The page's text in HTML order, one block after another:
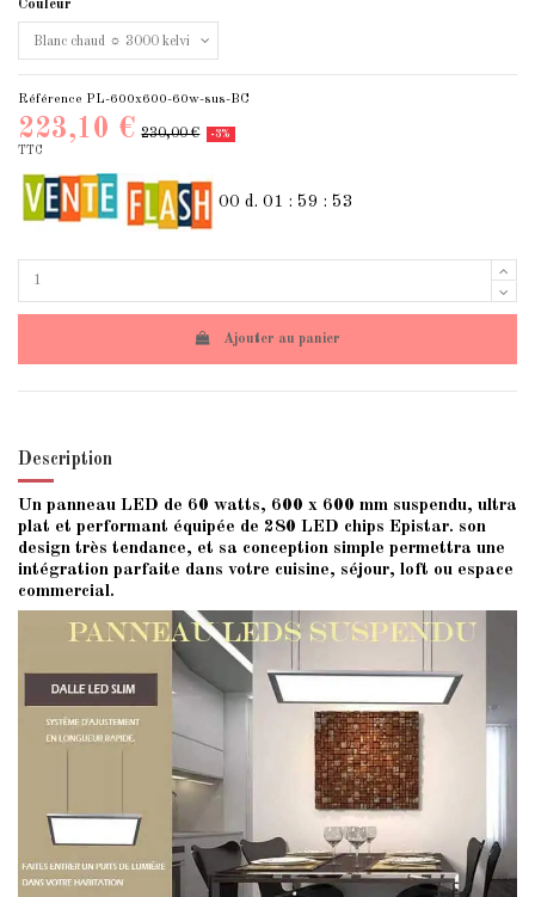
Couleur
Référence PL-600x600-60w-sus-BC
223,10 € 230,00 €
-3%
TTC
00 d. 01 : 59 : 53
Ajouter au panier
Description
Un panneau LED de 60 watts, 600 x 600 mm suspendu, ultra
plat et performant équipée de 280 LED chips Epistar. son
design très tendance, et sa conception simple permettra une
intégration parfaite dans votre cuisine, séjour, loft ou espace
commercial.